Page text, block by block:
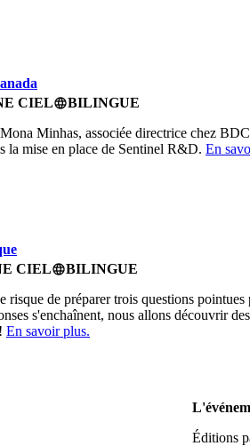
CIELlanguageBILINGUE
Minhas, associée directrice chez
la mise en place de Sentinel R&D. En
CIELlanguageBILINGUE
risque de préparer trois questions
s'enchaînent, nous allons découvrir
En savoir plus.
Éditions